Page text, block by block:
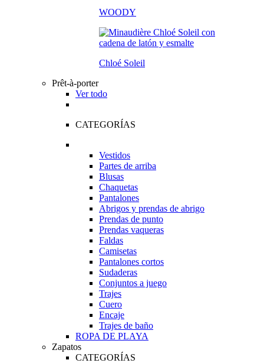
WOODY
Chloé Soleil
Prêt-à-porter
Ver todo
CATEGORÍAS
Vestidos
Partes de arriba
Blusas
Chaquetas
Pantalones
Abrigos y prendas de abrigo
Prendas de punto
Prendas vaqueras
Faldas
Camisetas
Pantalones cortos
Sudaderas
Conjuntos a juego
Trajes
Cuero
Encaje
Trajes de baño
ROPA DE PLAYA
Zapatos
CATEGORÍAS